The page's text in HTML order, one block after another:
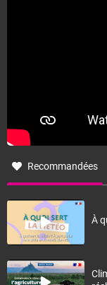
Recommandées
À